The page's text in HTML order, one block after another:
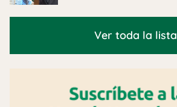
Ver toda la lista